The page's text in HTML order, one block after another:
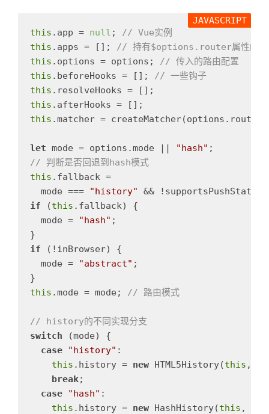
this . app = null ;
// Vue实例
this . apps = [];
// 持有$options.router属性的
this . options = options ;
// 传入的路由配置
this . beforeHooks = [];
// 一些钩子
this . resolveHooks =
[];
this . afterHooks =
[];
this .matcher = createMatcher(options . routes
let mode = options .mode || "hash" ;
// 判断是否回退到hash模式
this . fallback =
mode === "history" && ! supportsPushState
if
(this . fallback)
{
mode = "hash" ;
}
if
( ! inBrowser)
{
mode = "abstract" ;
}
this .mode = mode ; // 路由模式
// history的不同实现分支
switch
(mode)
{
case
"history" :
this . history = new HTML5History(this ,
break;
case
"hash" :
this . history = new HashHistory(this ,